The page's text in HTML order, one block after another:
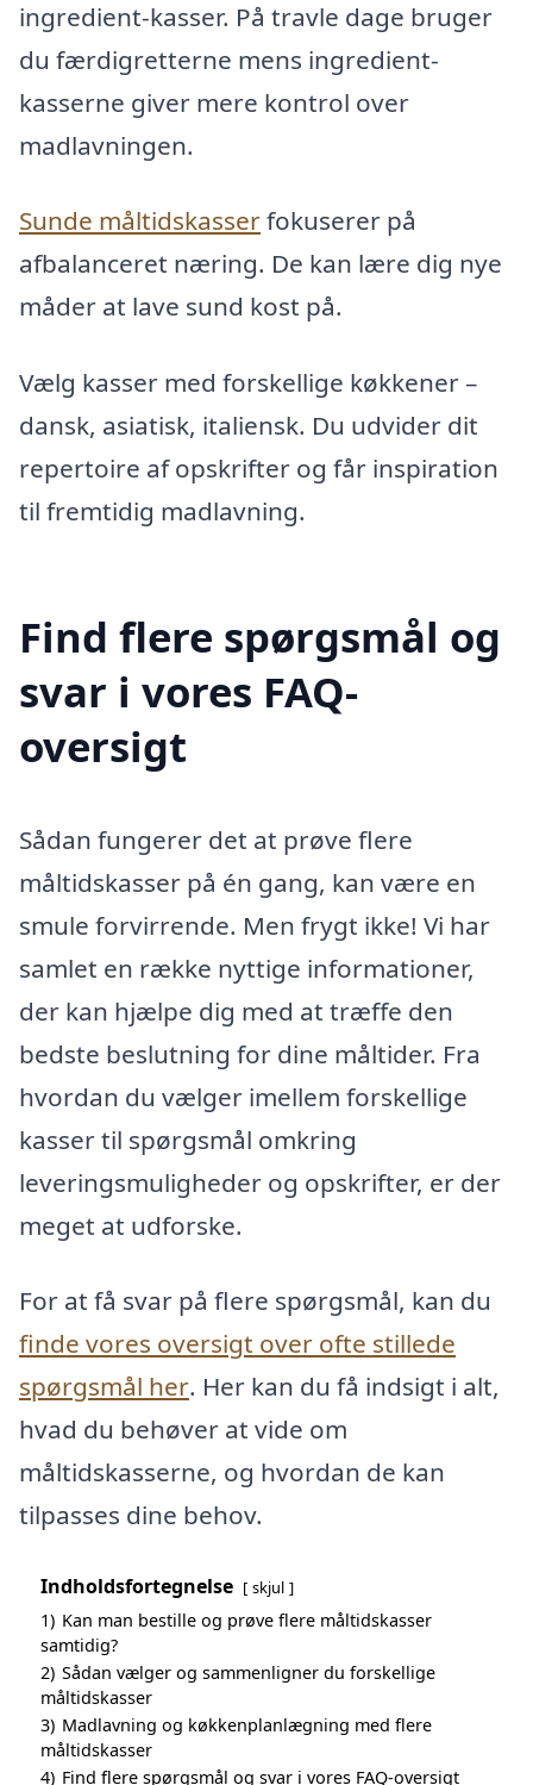
ingredient-kasser. På travle dage bruger
du færdigretterne mens ingredient-
kasserne giver mere kontrol over
madlavningen.
Sunde måltidskasserfokuserer på
afbalanceret næring. De kan lære dig nye
måder at lave sund kost på.
Vælg kasser med forskellige køkkener –
dansk, asiatisk, italiensk. Du udvider dit
repertoire af opskrifter og får inspiration
til fremtidig madlavning.
Find flere spørgsmål og
svar i vores FAQ-
oversigt
Sådan fungerer det at prøve flere
måltidskasser på én gang, kan være en
smule forvirrende. Men frygt ikke! Vi har
samlet en række nyttige informationer,
der kan hjælpe dig med at træffe den
bedste beslutning for dine måltider. Fra
hvordan du vælger imellem forskellige
kasser til spørgsmål omkring
leveringsmuligheder og opskrifter, er der
meget at udforske.
For at få svar på flere spørgsmål, kan du
finde vores oversigt over ofte stillede
spørgsmål her. Her kan du få indsigt i alt,
hvad du behøver at vide om
måltidskasserne, og hvordan de kan
tilpasses dine behov.
Indholdsfortegnelse skjul
1) Kan man bestille og prøve flere måltidskasser
samtidig?
2) Sådan vælger og sammenligner du forskellige
måltidskasser
3) Madlavning og køkkenplanlægning med flere
måltidskasser
4) Find flere spørgsmål og svar i vores FAQ-oversigt